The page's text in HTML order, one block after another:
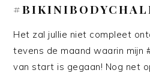
Het zal jullie niet compleet
tevens de maand waarin mijn
van start is gegaan! Nog net